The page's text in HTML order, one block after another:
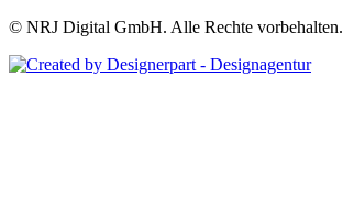
© NRJ Digital GmbH. Alle Rechte vorbehalten.